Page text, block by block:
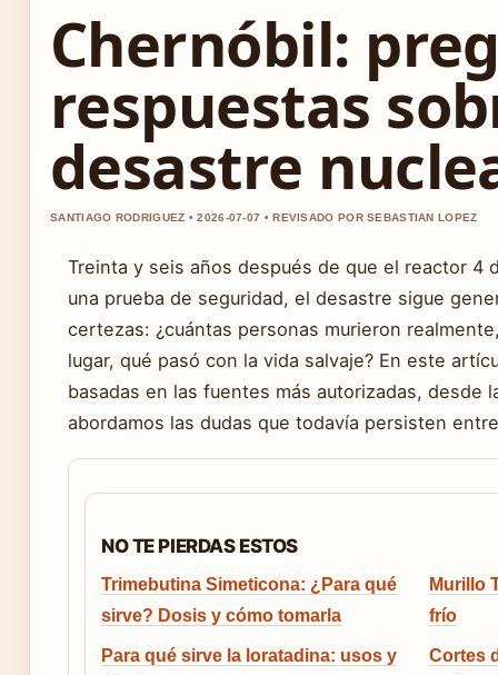
Chernóbil:
respuestas
desastre
SANTIAGO RODRIGUEZ • 2026-07-07 • REVISADO POR SEBASTIAN LOPEZ
Treinta y seis años después de que el reactor 4
una prueba de seguridad, el desastre sigue
certezas: ¿cuántas personas murieron
lugar, qué pasó con la vida salvaje? En este
basadas en las fuentes más autorizadas, desde
abordamos las dudas que todavía persisten
NO TE PIERDAS ESTOS
Trimebutina Simeticona: ¿Para qué
sirve? Dosis y cómo tomarla
Murillo
frío
Para qué sirve la loratadina: usos y
Cortes